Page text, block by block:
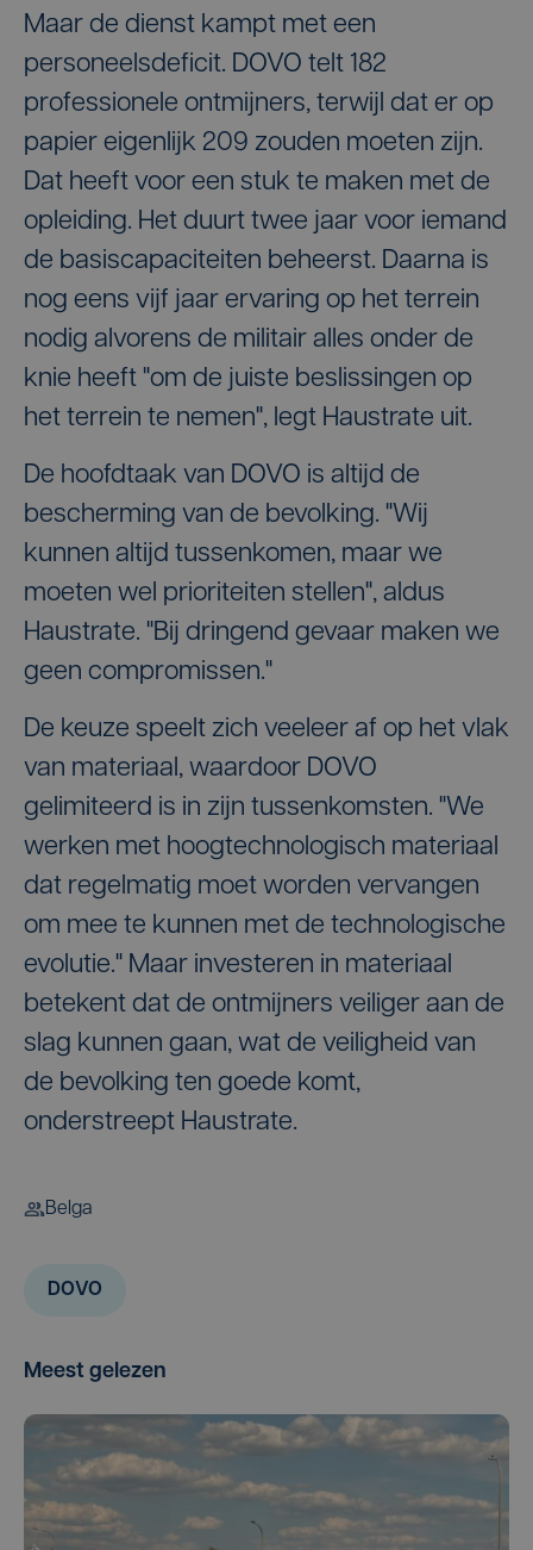
Maar de dienst kampt met een
personeelsdeficit. DOVO telt 182
professionele ontmijners, terwijl dat er op
papier eigenlijk 209 zouden moeten zijn.
Dat heeft voor een stuk te maken met de
opleiding. Het duurt twee jaar voor iemand
de basiscapaciteiten beheerst. Daarna is
nog eens vijf jaar ervaring op het terrein
nodig alvorens de militair alles onder de
knie heeft "om de juiste beslissingen op
het terrein te nemen", legt Haustrate uit.
De hoofdtaak van DOVO is altijd de
bescherming van de bevolking. "Wij
kunnen altijd tussenkomen, maar we
moeten wel prioriteiten stellen", aldus
Haustrate. "Bij dringend gevaar maken we
geen compromissen."
De keuze speelt zich veeleer af op het vlak
van materiaal, waardoor DOVO
gelimiteerd is in zijn tussenkomsten. "We
werken met hoogtechnologisch materiaal
dat regelmatig moet worden vervangen
om mee te kunnen met de technologische
evolutie." Maar investeren in materiaal
betekent dat de ontmijners veiliger aan de
slag kunnen gaan, wat de veiligheid van
de bevolking ten goede komt,
onderstreept Haustrate.
Belga
DOVO
Meest gelezen